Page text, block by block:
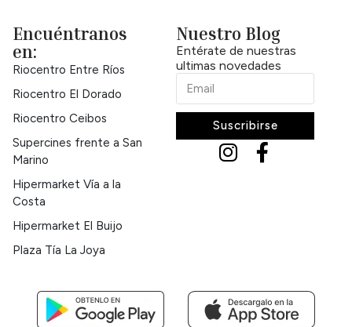
Encuéntranos
en:
Riocentro Entre Ríos
Riocentro El Dorado
Riocentro Ceibos
Supercines frente a San
Marino
Hipermarket Vía a la
Costa
Hipermarket El Buijo
Plaza Tía La Joya
Nuestro Blog
Entérate de nuestras
ultimas novedades
Suscribirse